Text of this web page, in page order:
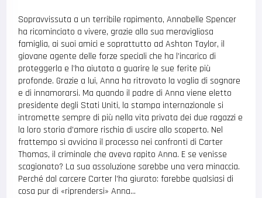
Sopravvissuta a un terribile rapimento, Annabelle Spencer
ha ricominciato a vivere, grazie alla sua meravigliosa
famiglia, ai suoi amici e soprattutto ad Ashton Taylor, il
giovane agente delle forze speciali che ha l’incarico di
proteggerla e l’ha aiutata a guarire le sue ferite più
profonde. Grazie a lui, Anna ha ritrovato la voglia di sognare
e di innamorarsi. Ma quando il padre di Anna viene eletto
presidente degli Stati Uniti, la stampa internazionale si
intromette sempre di più nella vita privata dei due ragazzi e
la loro storia d’amore rischia di uscire allo scoperto. Nel
frattempo si avvicina il processo nei confronti di Carter
Thomas, il criminale che aveva rapito Anna. E se venisse
scagionato? La sua assoluzione sarebbe una vera minaccia.
Perché dal carcere Carter l’ha giurato: farebbe qualsiasi di
cosa pur di «riprendersi» Anna…